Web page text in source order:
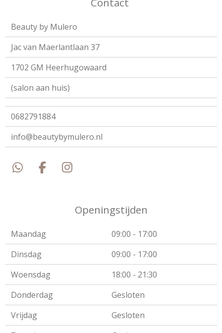
Beauty by Mulero
Jac van Maerlantlaan 37
1702 GM Heerhugowaard
(salon aan huis)
0682791884
info@beautybymulero.nl
W
A
p
p
F
o
o
k
I
r
m
Openingstijden
Maandag
09:00 - 17:00
Dinsdag
09:00 - 17:00
Woensdag
18:00 - 21:30
Donderdag
Gesloten
Vrijdag
Gesloten